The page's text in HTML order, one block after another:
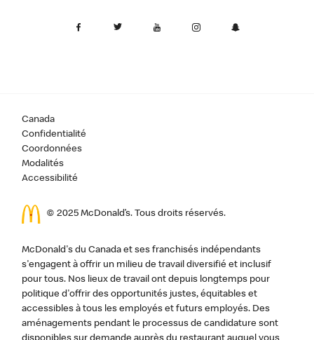
Canada
Confidentialité
Coordonnées
Modalités
Accessibilité
© 2025 McDonald’s. Tous droits réservés.
McDonald's du Canada et ses franchisés indépendants
s'engagent à offrir un milieu de travail diversifié et inclusif
pour tous. Nos lieux de travail ont depuis longtemps pour
politique d'offrir des opportunités justes, équitables et
accessibles à tous les employés et futurs employés. Des
aménagements pendant le processus de candidature sont